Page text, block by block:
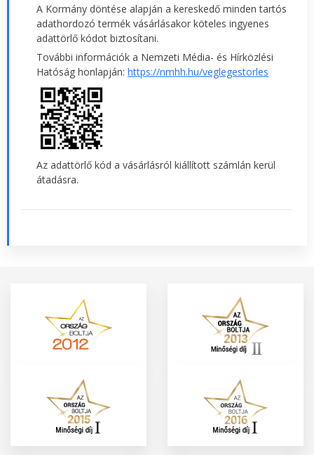
A Kormány döntése alapján a kereskedő minden tartós
adathordozó termék vásárlásakor köteles ingyenes
adattörlő kódot biztosítani.
További információk a Nemzeti Média- és Hírközlési
Hatóság honlapján: https://nmhh.hu/veglegestorles
Az adattörlő kód a vásárlásról kiállított számlán kerül
átadásra.